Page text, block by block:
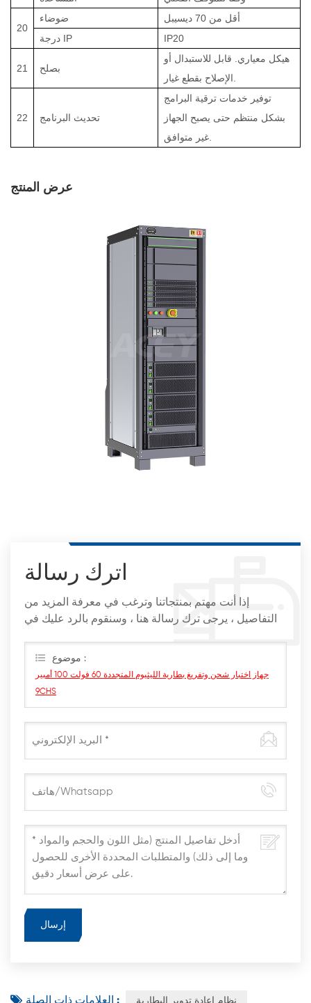
20
ضوضاء
أقل من 70 ديسيبل
درجة IP
IP20
21 بصلح
هيكل معياري. قابل للاستبدال أو
الإصلاح بقطع غيار.
22 تحديث البرنامج
توفير خدمات ترقية البرامج
بشكل منتظم حتى يصبح الجهاز
غير متوافق.
عرض المنتج
اترك رسالة
إذا أنت مهتم بمنتجاتنا وترغب في معرفة المزيد من
التفاصيل ، يرجى ترك رسالة هنا ، وسنقوم بالرد عليك في
موضوع :
جهاز اختبار شحن وتفريغ بطارية الليثيوم المتجددة 60 فولت 100 أمبير
9CHS